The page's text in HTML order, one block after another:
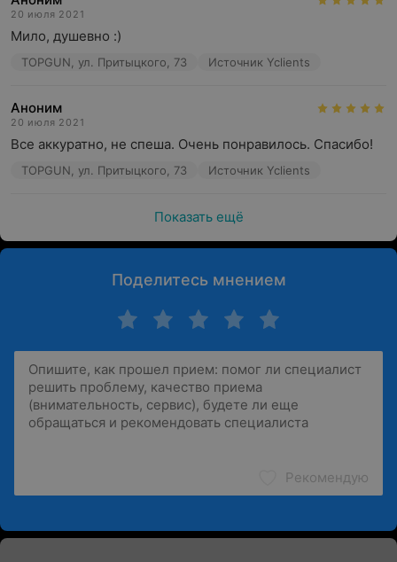
20 июля 2021
Мило, душевно :)
TOPGUN, ул. Притыцкого, 73 Источник Yclients
Аноним
20 июля 2021
Все аккуратно, не спеша. Очень понравилось. Спасибо!
TOPGUN, ул. Притыцкого, 73 Источник Yclients
Показать ещё
Поделитесь мнением
Рекомендую